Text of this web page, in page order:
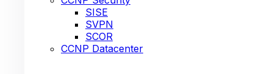
SISE
SVPN
SCOR
CCNP Datacenter